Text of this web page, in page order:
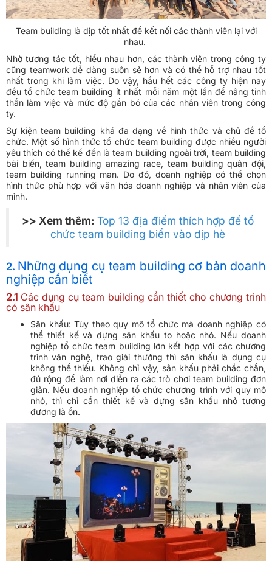
Team building là dịp tốt nhất để kết nối các thành viên lại với
nhau.
Nhờ tương tác tốt, hiểu nhau hơn, các thành viên trong công ty
cũng teamwork dễ dàng suôn sẻ hơn và có thể hỗ trợ nhau tốt
nhất trong khi làm việc. Do vậy, hầu hết các công ty hiện nay
đều tổ chức team building ít nhất mỗi năm một lần để nâng tinh
thần làm việc và mức độ gắn bó của các nhân viên trong công
ty.
Sự kiện team building khá đa dạng về hình thức và chủ đề tổ
chức. Một số hình thức tổ chức team building được nhiều người
yêu thích có thể kể đến là team building ngoài trời, team building
bãi biển, team building amazing race, team building quân đội,
team building running man. Do đó, doanh nghiệp có thể chọn
hình thức phù hợp với văn hóa doanh nghiệp và nhân viên của
mình.
>> Xem thêm: Top 13 địa điểm thích hợp để tổ
chức team building biển vào dịp hè
2. Những dụng cụ team building cơ bản doanh
nghiệp cần biết
2.1 Các dụng cụ team building cần thiết cho chương trình
có sân khấu
Sân khấu: Tùy theo quy mô tổ chức mà doanh nghiệp có
thể thiết kế và dựng sân khấu to hoặc nhỏ. Nếu doanh
nghiệp tổ chức team building lớn kết hợp với các chương
trình văn nghệ, trao giải thưởng thì sân khấu là dụng cụ
không thể thiếu. Không chỉ vậy, sân khấu phải chắc chắn,
đủ rộng để làm nơi diễn ra các trò chơi team building đơn
giản. Nếu doanh nghiệp tổ chức chương trình với quy mô
nhỏ, thì chỉ cần thiết kế và dựng sân khấu nhỏ tương
đương là ổn.